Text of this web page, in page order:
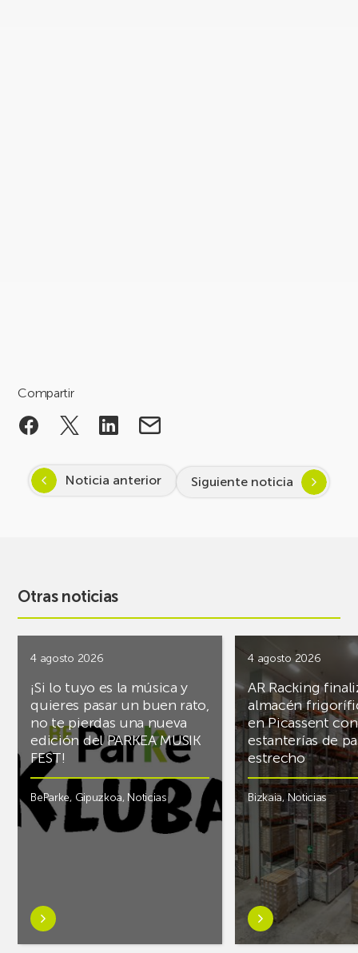
Compartir
Noticia anterior Siguiente noticia
Otras noticias
4 agosto 2026
¡Si lo tuyo es la música y
quieres pasar un buen rato,
no te pierdas una nueva
edición del PARKEA MUSIK
FEST!
BeParke, Gipuzkoa, Noticias
Saber
más
4 agosto 2026
AR Racking
almacén
en Picassent con
estanterías de
estrecho
Bizkaia,Noticias
Saber
más